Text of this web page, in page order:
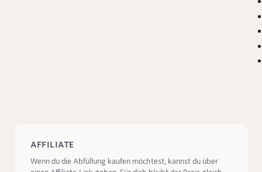
AFFILIATE
Wenn du die Abfüllung kaufen möchtest, kannst du über